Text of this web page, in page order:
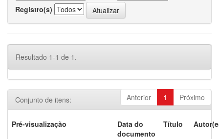
Registro(s)
Resultado 1-1 de 1.
Anterior 1 Próximo
Conjunto de itens:
Pré-visualização
Data do
documento
Título